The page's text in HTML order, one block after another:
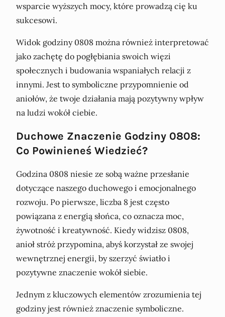
wsparcie wyższych mocy, które prowadzą cię ku
sukcesowi.
Widok godziny 0808 można również interpretować
jako zachętę do pogłębiania swoich więzi
społecznych i budowania wspaniałych relacji z
innymi. Jest to symboliczne przypomnienie od
aniołów, że twoje działania mają pozytywny wpływ
na ludzi wokół ciebie.
Duchowe Znaczenie Godziny 0808:
Co Powinieneś Wiedzieć?
Godzina 0808 niesie ze sobą ważne przesłanie
dotyczące naszego duchowego i emocjonalnego
rozwoju. Po pierwsze, liczba 8 jest często
powiązana z energią słońca, co oznacza moc,
żywotność i kreatywność. Kiedy widzisz 0808,
anioł stróż przypomina, abyś korzystał ze swojej
wewnętrznej energii, by szerzyć światło i
pozytywne znaczenie wokół siebie.
Jednym z kluczowych elementów zrozumienia tej
godziny jest również znaczenie symboliczne.